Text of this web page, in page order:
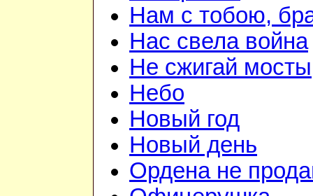
Нам с тобою,
Нас свела война
Не сжигай мосты
Небо
Новый год
Новый день
Ордена не